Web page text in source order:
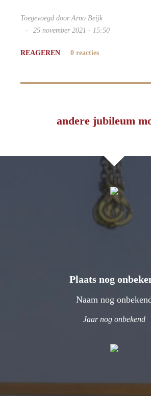
Toegevoegd door Arno Beijk
25 november 2021 - 15:50
REAGEREN 0 reacties
andere jubileum
Plaats nog
Naam nog
Jaar nog onbekend